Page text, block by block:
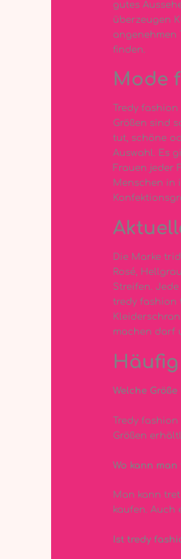
gutes
überzeugen
angenehmen
finden.
Mode
Tredy
Größen sind
tut, schöne
Auswahl. Es
Frauen jeder
Menschen in
Die Marke
Rosé,
Streifen.
tredy fashion
machen darf
Welche
Tredy
Größen
Wo kann
Man kann
kaufen. Auch
Ist tredy